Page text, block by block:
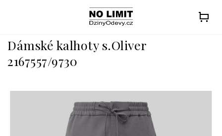
Dámské kalhoty s.Oliver
2167557/9730